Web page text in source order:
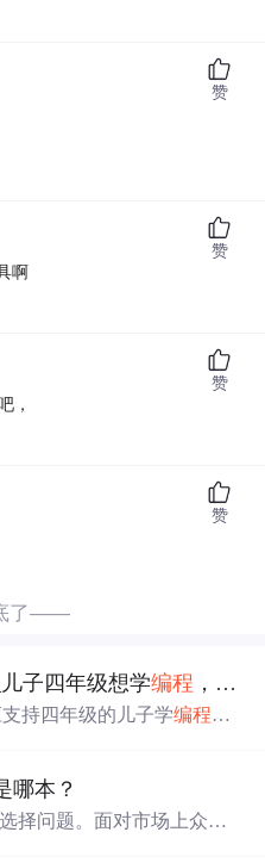
赞
啊
赞
，
赞
赞
了——
子四年级想学编程 ，该支持吗？这些人的回复亮了
持四年级的儿子学编程，
入门难度。尽管观点各
正感兴趣，并选择适合他
哪本？
择问题。面对市场上众多